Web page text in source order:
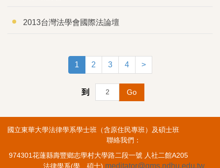
2013台灣法學會國際法論壇
1 2 3 4 >
到 Go
國立東華大學法律學系學士班（含原住民專班）及碩士班
聯絡我們：
974301花蓮縣壽豐鄉志學村大學路二段一號 人社二館A205
法律學系(學、碩士) meditator@gms.ndhu.edu.tw